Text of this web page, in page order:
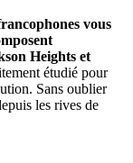
vous
Heights et
étudié pour
Sans oublier
les rives de